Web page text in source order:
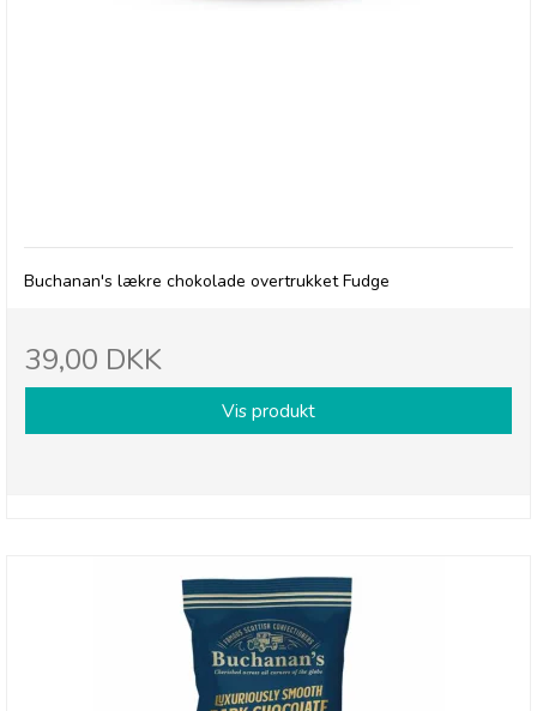
Buchanan's lækre chokolade overtrukket Fudge
39,00 DKK
Vis produkt